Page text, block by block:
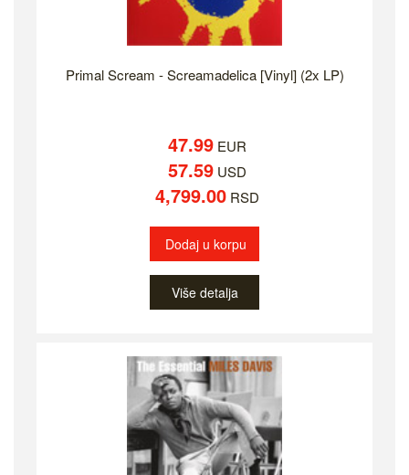
Primal Scream - Screamadelica [Vinyl] (2x LP)
47.99EUR
57.59USD
4,799.00RSD
Dodaj u korpu
Više detalja